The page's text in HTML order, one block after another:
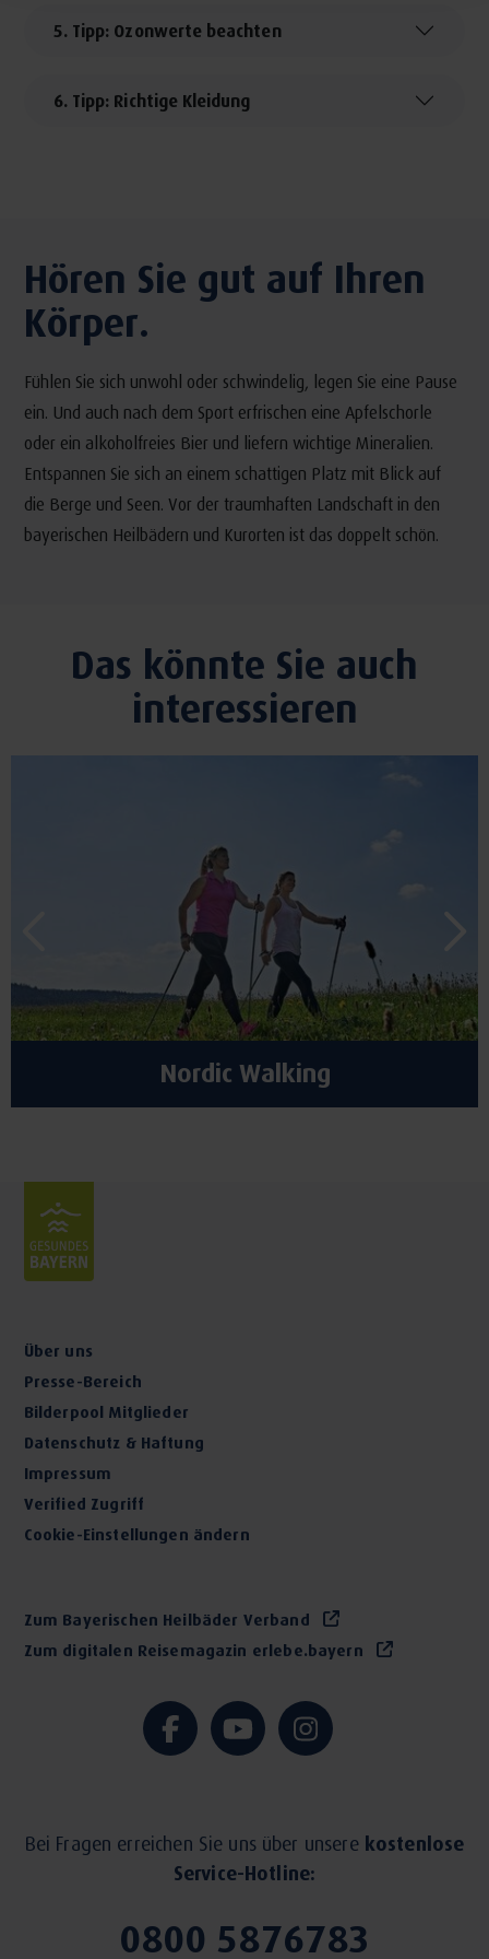
5. Tipp: Ozonwerte beachten
6. Tipp: Richtige Kleidung
Hören Sie gut auf Ihren
Körper.
Fühlen Sie sich unwohl oder schwindelig, legen Sie eine Pause
ein. Und auch nach dem Sport erfrischen eine Apfelschorle
oder ein alkoholfreies Bier und liefern wichtige Mineralien.
Entspannen Sie sich an einem schattigen Platz mit Blick auf
die Berge und Seen. Vor der traumhaften Landschaft in den
bayerischen Heilbädern und Kurorten ist das doppelt schön.
Das könnte Sie auch
interessieren
Nordic Walking
Über uns
Presse-Bereich
Bilderpool Mitglieder
Datenschutz & Haftung
Impressum
Verified Zugriff
Cookie-Einstellungen ändern
Zum Bayerischen Heilbäder Verband
Zum digitalen Reisemagazin erlebe.bayern
Bei Fragen erreichen Sie uns über unsere kostenlose
Service-Hotline:
0800 5876783